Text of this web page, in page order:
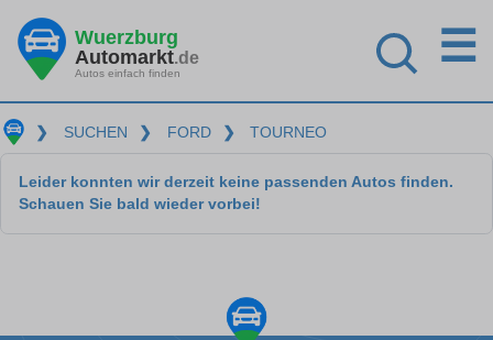
Wuerzburg
Automarkt.de
Autos einfach finden
☰
❯ SUCHEN ❯ FORD ❯ TOURNEO
Leider konnten wir derzeit keine passenden Autos finden.
Schauen Sie bald wieder vorbei!